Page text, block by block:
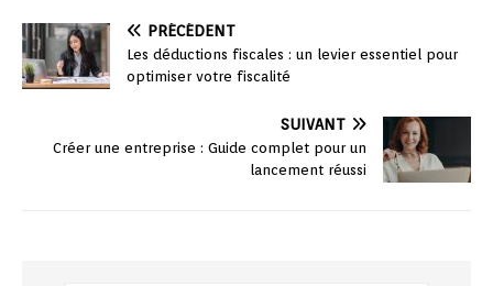
PRÉCÉDENT
Les déductions fiscales : un levier essentiel pour
optimiser votre fiscalité
SUIVANT
Créer une entreprise : Guide complet pour un
lancement réussi